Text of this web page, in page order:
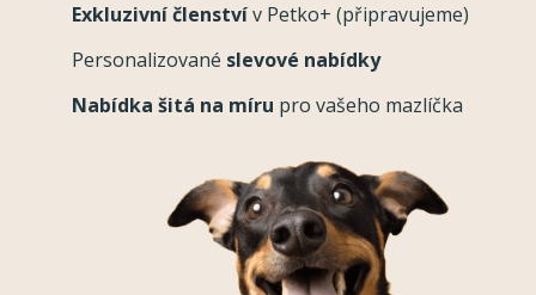
Exkluzivní členstvív Petko+ (připravujeme)
Personalizované slevové nabídky
Nabídka šitá na míru pro vašeho mazlíčka